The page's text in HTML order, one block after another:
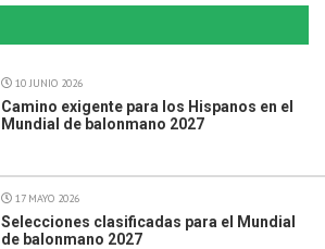
10 JUNIO 2026
Camino exigente para los Hispanos en el
Mundial de balonmano 2027
17 MAYO 2026
Selecciones clasificadas para el Mundial
de balonmano 2027